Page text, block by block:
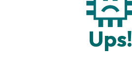
Ups!